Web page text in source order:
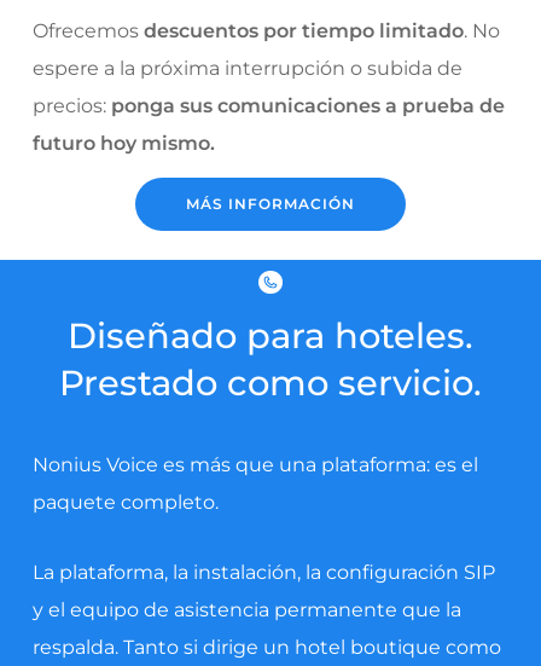
Ofrecemos descuentos por tiempo limitado. No
espere a la próxima interrupción o subida de
precios: ponga sus comunicaciones a prueba de
futuro hoy mismo.
MÁS INFORMACIÓN
Diseñado para hoteles.
Prestado como servicio.
Nonius Voice es más que una plataforma: es el
paquete completo.
La plataforma, la instalación, la configuración SIP
y el equipo de asistencia permanente que la
respalda. Tanto si dirige un hotel boutique como